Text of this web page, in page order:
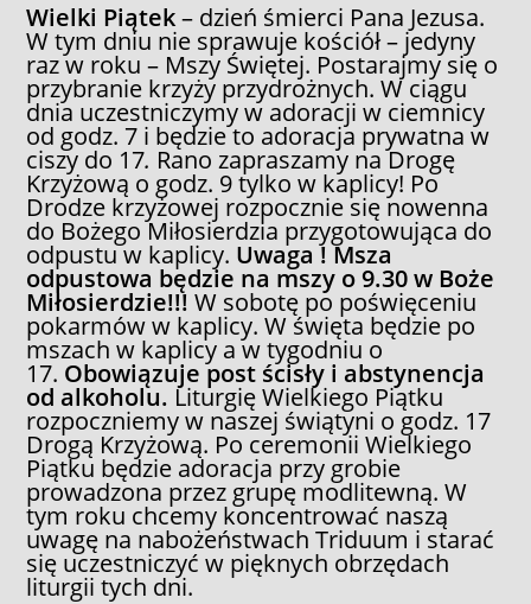
Wielki Piątek– dzień śmierci Pana Jezusa.
W tym dniu nie sprawuje kościół – jedyny
raz w roku – Mszy Świętej. Postarajmy się o
przybranie krzyży przydrożnych. W ciągu
dnia uczestniczymy w adoracji w ciemnicy
od godz. 7 i będzie to adoracja prywatna w
ciszy do 17. Rano zapraszamy na Drogę
Krzyżową o godz. 9 tylko w kaplicy! Po
Drodze krzyżowej rozpocznie się nowenna
do Bożego Miłosierdzia przygotowująca do
odpustu w kaplicy. Uwaga ! Msza
odpustowa będzie na mszy o 9.30 w Boże
Miłosierdzie!!! W sobotę po poświęceniu
pokarmów w kaplicy. W święta będzie po
mszach w kaplicy a w tygodniu o
17. Obowiązuje post ścisły i abstynencja
od alkoholu. Liturgię Wielkiego Piątku
rozpoczniemy w naszej świątyni o godz. 17
Drogą Krzyżową. Po ceremonii Wielkiego
Piątku będzie adoracja przy grobie
prowadzona przez grupę modlitewną. W
tym roku chcemy koncentrować naszą
uwagę na nabożeństwach Triduum i starać
się uczestniczyć w pięknych obrzędach
liturgii tych dni.